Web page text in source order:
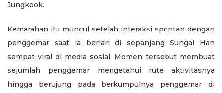
Jungkook.
Kemarahan itu muncul setelah interaksi spontan dengan
penggemar saat ia berlari di sepanjang Sungai Han
sempat viral di media sosial. Momen tersebut membuat
sejumlah penggemar mengetahui rute aktivitasnya
hingga berujung pada berkumpulnya penggemar di